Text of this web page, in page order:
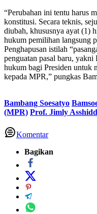
“Perubahan ini tentu harus
konstitusi. Secara teknis,
diubah, khususnya ayat (1)
hukum pemilihan langsung
Penghapusan istilah
penguatan pasal baru, yakni
hukum bagi Presiden untuk
kepada MPR,” pungkas
Bambang Soesatyo
(MPR) Prof. Jimly
Komentar
Bagikan